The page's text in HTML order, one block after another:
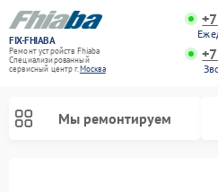
FIX-FHIABA
Ремонт устройств Fhiaba
Специализированный
cервисный центр г.Москва
Мы ремонтируем